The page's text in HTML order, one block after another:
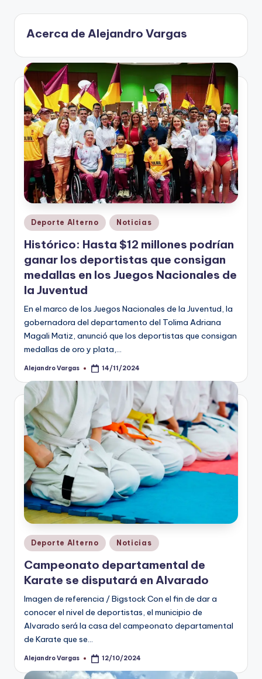
V
n
o
ti
n
t
o
Acerca de Alejandro Vargas
Publicado
en
Deporte Alterno Noticias
Histórico: Hasta $12 millones podrían
ganar los deportistas que consigan
medallas en los Juegos Nacionales de
la Juventud
En el marco de los Juegos Nacionales de la Juventud, la
gobernadora del departamento del Tolima Adriana
Magali Matiz, anunció que los deportistas que consigan
medallas de oro y plata,…
Publicado
Alejandro Vargas 14/11/2024
Publicado
en
Deporte Alterno Noticias
Campeonato departamental de
Karate se disputará en Alvarado
Imagen de referencia / Bigstock Con el fin de dar a
conocer el nivel de deportistas, el municipio de
Alvarado será la casa del campeonato departamental
de Karate que se…
Publicado
Alejandro Vargas 12/10/2024